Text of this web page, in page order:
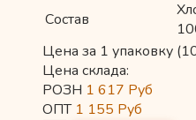
Состав
Цена за 1 упаковку
Цена склада:
РОЗН 1 617 Руб
ОПТ 1 155 Руб